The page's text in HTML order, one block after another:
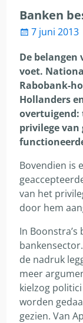
Banken
7 juni 2013
De belangen
voet.
Rabobank-
Hollanders
overtuigend:
privilege
Bovendien is
van het
door hem
In
de nadruk
meer
kielzog
worden
gezien. Van